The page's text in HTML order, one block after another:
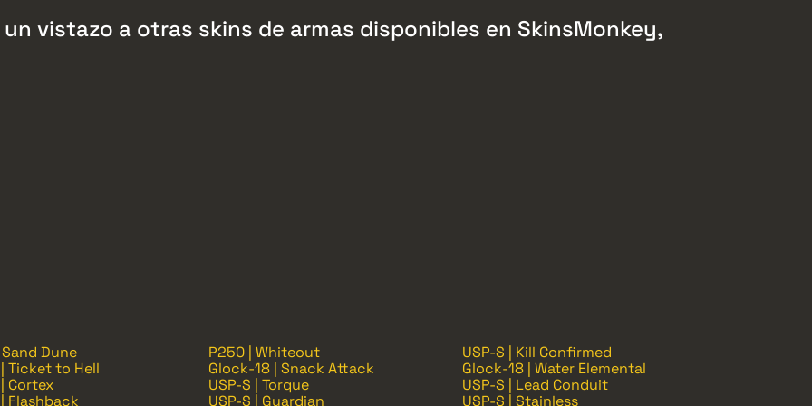
vistazo a otras skins de armas disponibles en SkinsMonkey,
Dune P250 | Whiteout
USP-S | Kill Confirmed
| Ticket to Hell
Glock-18 | Snack Attack
Glock-18 | Water Elemental
Cortex
USP-S | Torque
USP-S | Lead Conduit
Flashback
USP-S | Guardian USP-S | Stainless